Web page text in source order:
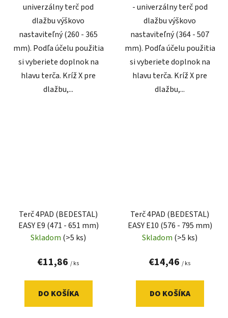
univerzálny terč pod
dlažbu výškovo
nastaviteľný (260 - 365
mm). Podľa účelu použitia
si vyberiete doplnok na
hlavu terča. Kríž X pre
dlažbu,...
- univerzálny terč pod
dlažbu výškovo
nastaviteľný (364 - 507
mm). Podľa účelu použitia
si vyberiete doplnok na
hlavu terča. Kríž X pre
dlažbu,...
Terč 4PAD (BEDESTAL)
EASY E9 (471 - 651 mm)
Skladom (>5 ks)
€11,86 / ks
DO KOŠÍKA
Terč 4PAD (BEDESTAL)
EASY E10 (576 - 795 mm)
Skladom (>5 ks)
€14,46 / ks
DO KOŠÍKA